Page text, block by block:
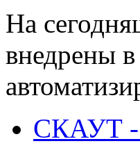
На
внедрены
СКАУТ -